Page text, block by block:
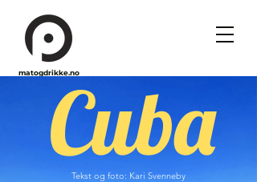
matogdrikke.noCuba
Tekst og foto: Kari Svenneby